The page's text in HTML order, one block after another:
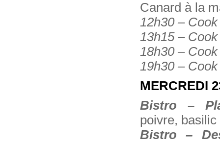
Canard à la
12h30 –
13h15 –
18h30 –
19h30 –
MERCREDI
Bistro –
poivre,
Bistro –